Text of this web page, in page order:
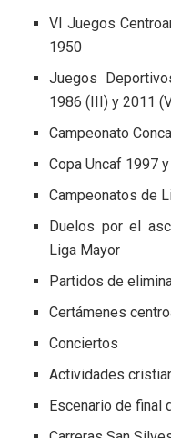
VI Juegos
1950
Juegos
1986 (III) y 2011
Campeonato
Copa Uncaf 1997
Campeonatos de
Duelos por el
Liga Mayor
Partidos de
Certámenes
Conciertos
Actividades
Escenario de final